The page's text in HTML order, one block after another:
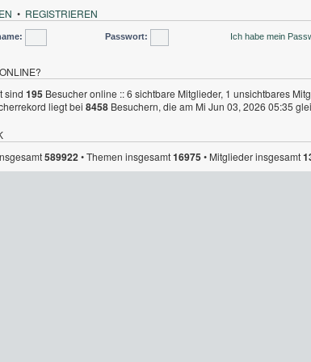
• REGISTRIEREN
Passwort: Ich habe mein
sind 195 Besucher online :: 6 sichtbare Mitglieder, 1 unsichtbares
liegt bei 8458 Besuchern, die am Mi Jun 03, 2026 05:35
589922• Themen insgesamt16975• Mitglieder insgesamt